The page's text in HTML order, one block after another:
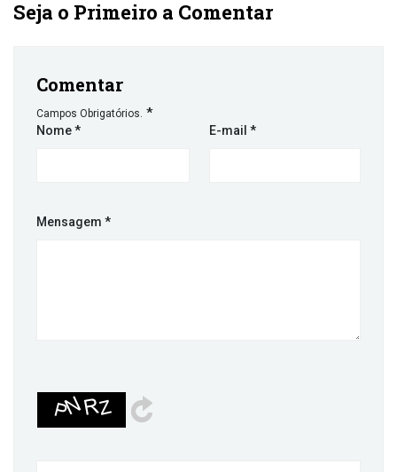
Seja o Primeiro a Comentar
Comentar
Campos Obrigatórios. *
Nome* E-mail *
Mensagem *